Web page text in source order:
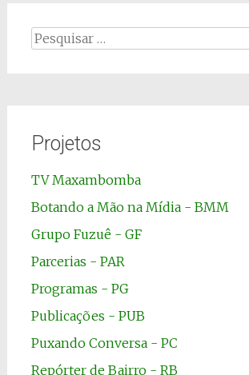
Pesquisar
por:
Projetos
TV Maxambomba
Botando a Mão na Mídia - BMM
Grupo Fuzuê - GF
Parcerias - PAR
Programas - PG
Publicações - PUB
Puxando Conversa - PC
Repórter de Bairro - RB